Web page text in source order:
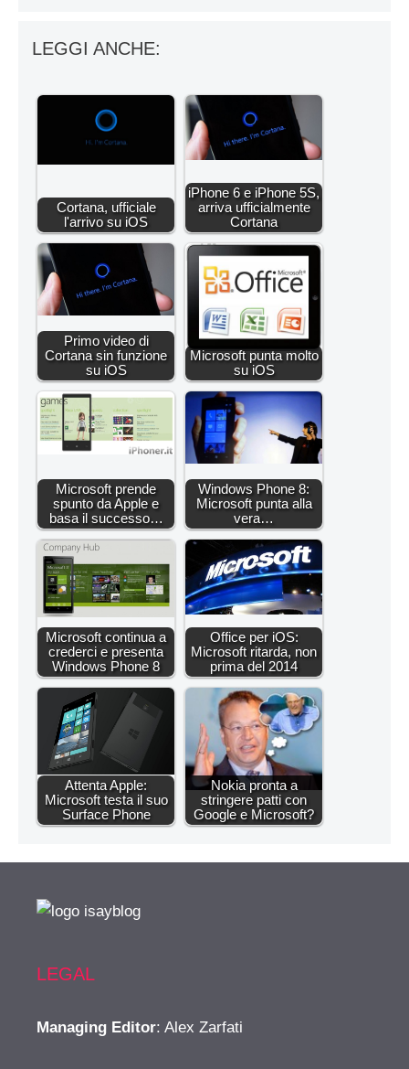
LEGGI ANCHE:
Cortana, ufficiale
l'arrivo su iOS
iPhone 6 e iPhone 5S,
arriva ufficialmente
Cortana
Primo video di
Cortana sin funzione
su iOS
Microsoft punta molto
su iOS
Microsoft prende
spunto da Apple e
basa il successo…
Windows Phone 8:
Microsoft punta alla
vera…
Microsoft continua a
crederci e presenta
Windows Phone 8
Office per iOS:
Microsoft ritarda, non
prima del 2014
Attenta Apple:
Microsoft testa il suo
Surface Phone
Nokia pronta a
stringere patti con
Google e Microsoft?
LEGAL
Managing Editor: Alex Zarfati